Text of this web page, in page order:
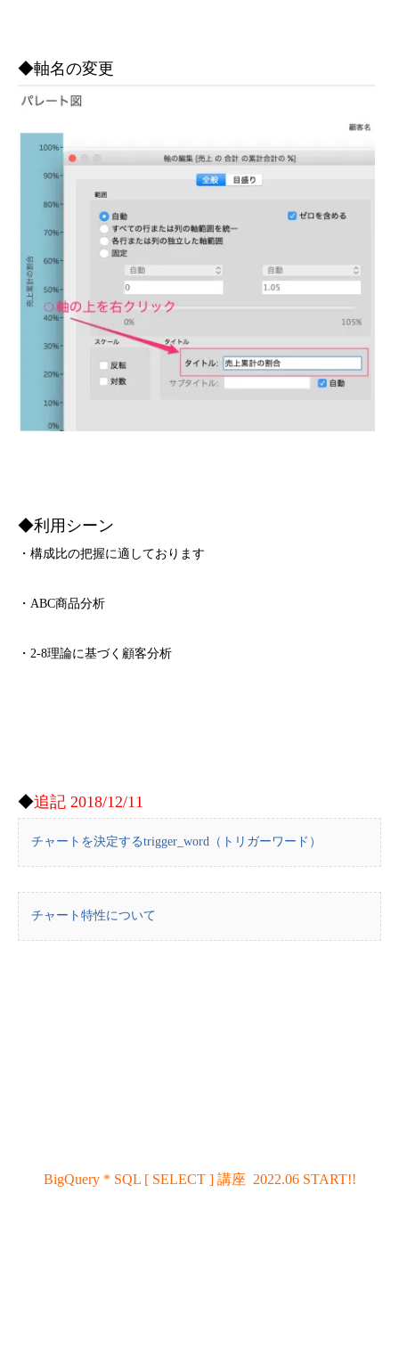
◆軸名の変更
◆利用シーン
・構成比の把握に適しております
・ABC商品分析
・2-8理論に基づく顧客分析
◆追記 2018/12/11
チャートを決定するtrigger_word（トリガーワード）
チャート特性について
BigQuery * SQL [ SELECT ] 講座 2022.06 START!!